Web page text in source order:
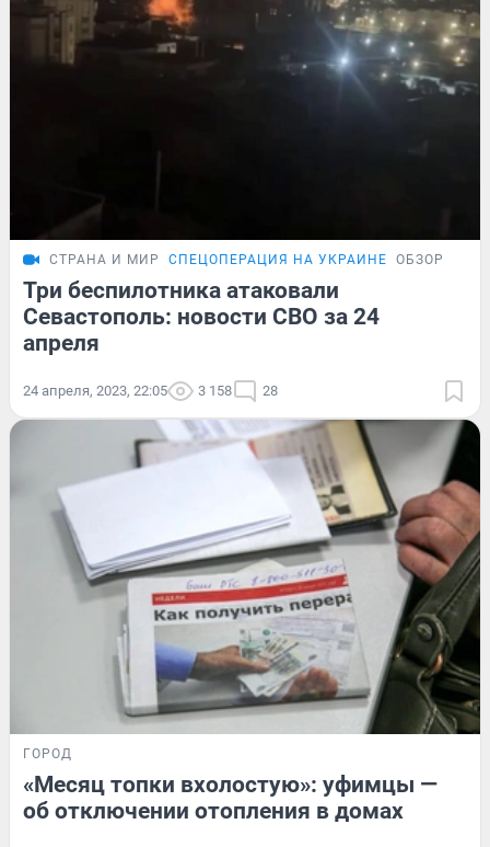
СТРАНА И МИР СПЕЦОПЕРАЦИЯ НА УКРАИНЕ ОБЗОР
Три беспилотника атаковали
Севастополь: новости СВО за 24
апреля
24 апреля, 2023, 22:05 3 158 28
ГОРОД
«Месяц топки вхолостую»: уфимцы —
об отключении отопления в домах